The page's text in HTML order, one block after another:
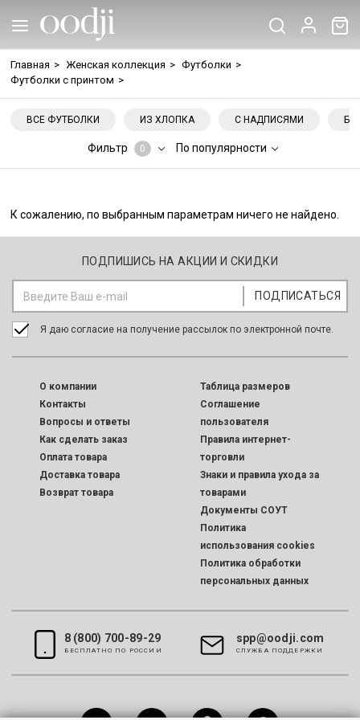
Главная > Женская коллекция > Футболки >
Футболки с принтом >
ВСЕ ФУТБОЛКИ ИЗ ХЛОПКА С НАДПИСЯМИ
Фильтр 0 По популярности
К сожалению, по выбранным параметрам ничего не найдено.
ПОДПИШИСЬ НА АКЦИИ И СКИДКИ
Я даю согласие на получение рассылок по электронной почте.
O компании
Контакты
Вопросы и ответы
Как сделать заказ
Оплата товара
Доставка товара
Возврат товара
Таблица размеров
Соглашение
пользователя
Правила интернет-
торговли
Знаки и правила ухода за
товарами
Документы СОУТ
Политика
использования cookies
Политика обработки
персональных данных
8 (800) 700-89-29
БЕСПЛАТНО ПО РОССИИ
spp@oodji.com
CЛУЖБА ПОДДЕРЖКИ